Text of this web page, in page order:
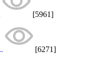
[5961]
[6271]